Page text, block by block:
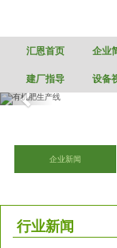
汇恩首页 企业
建厂指导
设备
企业新闻
行业新闻